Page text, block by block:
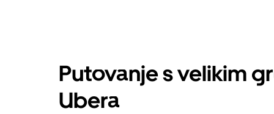
Putovanje s velikim
Ubera